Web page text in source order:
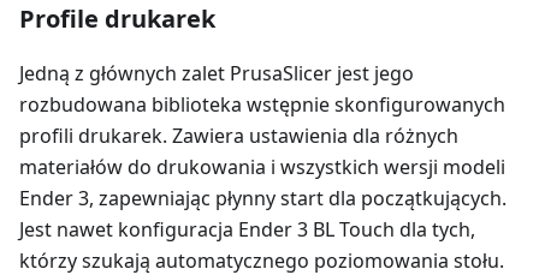
Profile drukarek
Jedną z głównych zalet PrusaSlicer jest jego
rozbudowana biblioteka wstępnie skonfigurowanych
profili drukarek. Zawiera ustawienia dla różnych
materiałów do drukowania i wszystkich wersji modeli
Ender 3, zapewniając płynny start dla początkujących.
Jest nawet konfiguracja Ender 3 BL Touch dla tych,
którzy szukają automatycznego poziomowania stołu.